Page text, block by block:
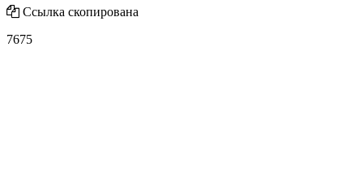
Ссылка скопирована
7675